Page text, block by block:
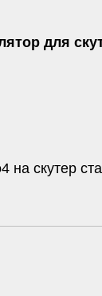
для
на скутер